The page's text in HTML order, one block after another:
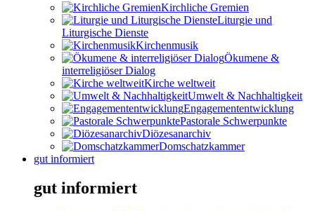
Kirchliche Gremien
Liturgie und
Liturgische Dienste
Kirchenmusik
Ökumene &
interreligiöser Dialog
Kirche weltweit
Umwelt & Nachhaltigkeit
Engagemententwicklung
Pastorale Schwerpunkte
Diözesanarchiv
Domschatzkammer
gut informiert
gut informiert